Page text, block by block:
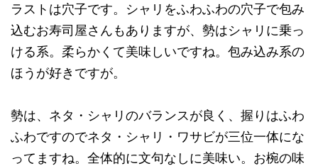
ラストは穴子です。シャリをふわふわの穴子で包み
込むお寿司屋さんもありますが、勢はシャリに乗っ
ける系。柔らかくて美味しいですね。包み込み系の
ほうが好きですが。
勢は、ネタ・シャリのバランスが良く、握りはふわ
ふわですのでネタ・シャリ・ワサビが三位一体にな
ってますね。全体的に文句なしに美味い。お椀の味